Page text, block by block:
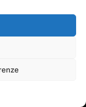
Festival. All